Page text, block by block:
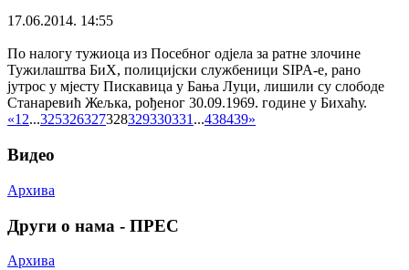
17.06.2014. 14:55
По налогу тужиоца из Посебног одјела за ратне злочине
Тужилаштва БиХ, полицијски службеници SIPA-е, рано
јутрос у мјесту Пискавица у Бања Луци, лишили су слободе
Станаревић Жељка, рођеног 30.09.1969. године у Бихаћу.
«12...325326327328329330331...438439»
Видео
Архива
Други о нама - ПРЕС
Архива